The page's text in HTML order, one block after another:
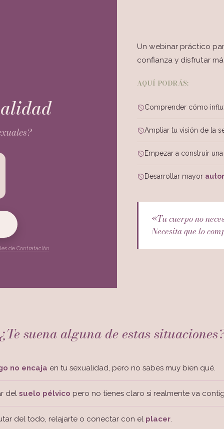
de Contratación
Un webinar práctico
confianza y disfrutar
AQUÍ PODRÁS:
Comprender cómo
Ampliar tu visión de la
Empezar a construir
Desarrollar mayor
«Tu cuerpo no
Necesita que lo
suena alguna de estas
no encaja en tu sexualidad, pero no sabes muy bien qué.
del suelo pélvico pero no tienes claro si realmente va
del todo, relajarte o conectar con el placer.